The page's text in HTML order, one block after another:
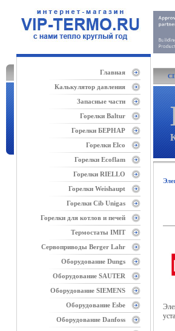
Главная
Калькулятор давления
Запасные части
Горелки Baltur
Горелки БЕРНАР
Горелки Elco
Горелки Ecoflam
Горелки RIELLO
Горелки Weishaupt
Горелки Cib Unigas
Горелки для котлов и печей
Термостаты IMIT
Сервоприводы Berger Lahr
Оборудование Dungs
Оборудование SAUTER
Оборудование SIEMENS
Оборудование Esbe
Оборудование Danfoss